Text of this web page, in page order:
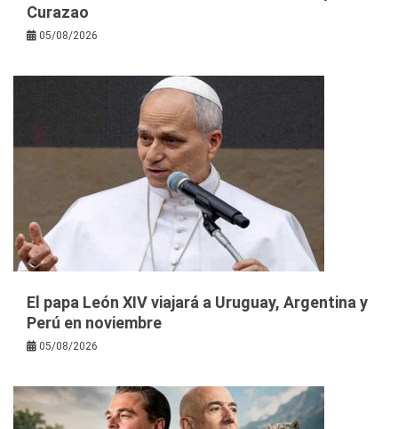
Curazao
05/08/2026
El papa León XIV viajará a Uruguay, Argentina y
Perú en noviembre
05/08/2026